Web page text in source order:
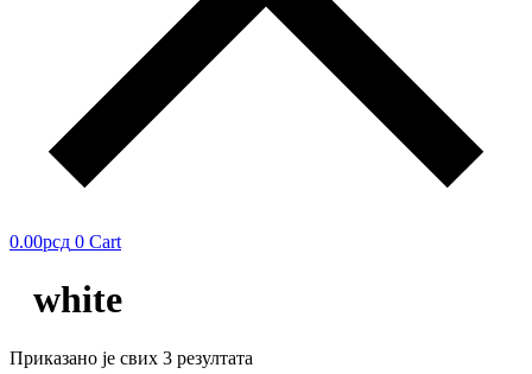
0.00рсд 0 Cart
white
Приказано је свих 3 резултата